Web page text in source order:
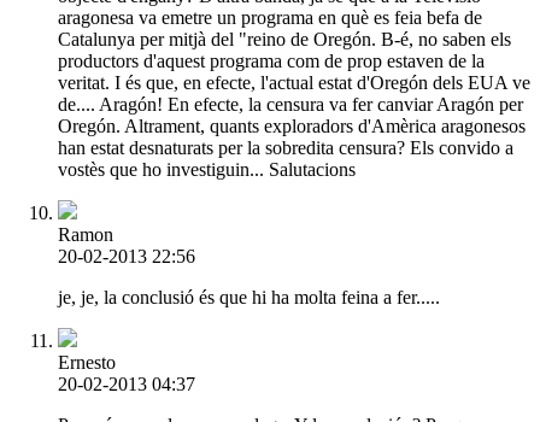
aragonesa va emetre un programa en què es feia befa de
Catalunya per mitjà del "reino de Oregón. B-é, no saben els
productors d'aquest programa com de prop estaven de la
veritat. I és que, en efecte, l'actual estat d'Oregón dels EUA ve
de.... Aragón! En efecte, la censura va fer canviar Aragón per
Oregón. Altrament, quants exploradors d'Amèrica aragonesos
han estat desnaturats per la sobredita censura? Els convido a
vostès que ho investiguin... Salutacions
Ramon
20-02-2013 22:56
je, je, la conclusió és que hi ha molta feina a fer.....
Ernesto
20-02-2013 04:37